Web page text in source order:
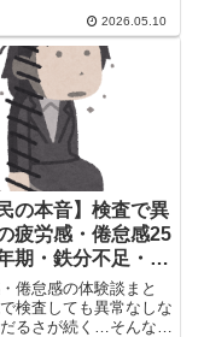
2026.05.10
の本音】検査で異
疲労感・倦怠感25
期・鉄分不足・甲
因のことも
・倦怠感の体験談まと
検査しても異常なしな
るさが続く…そんな悩